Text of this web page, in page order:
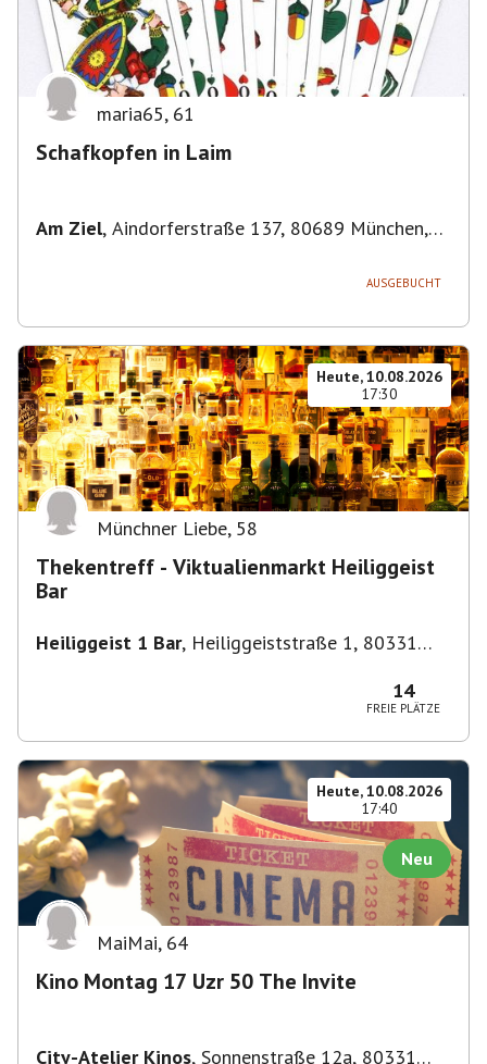
maria65, 61
Schafkopfen in Laim
Am Ziel, Aindorferstraße 137, 80689 München,
AUSGEBUCHT
Heute, 10.08.2026
17:30
Münchner Liebe, 58
Thekentreff - Viktualienmarkt Heiliggeist
Bar
Heiliggeist 1 Bar, Heiliggeiststraße 1, 80331
14
FREIE PLÄTZE
Heute, 10.08.2026
17:40
Neu
MaiMai, 64
Kino Montag 17 Uzr 50 The Invite
City-Atelier Kinos, Sonnenstraße 12a, 80331